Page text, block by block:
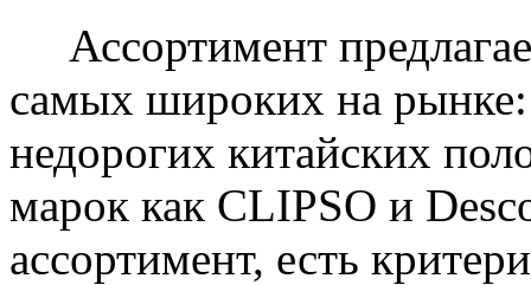
Ассортимент
самых широких на
недорогих китайских
марок как CLIPSO и
ассортимент, есть